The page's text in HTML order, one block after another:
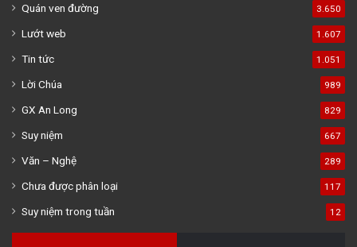
Quán ven đường 3.650
Lướt web 1.607
Tin tức 1.051
Lời Chúa 989
GX An Long 829
Suy niệm 667
Văn – Nghệ 289
Chưa được phân loại 117
Suy niệm trong tuần 12